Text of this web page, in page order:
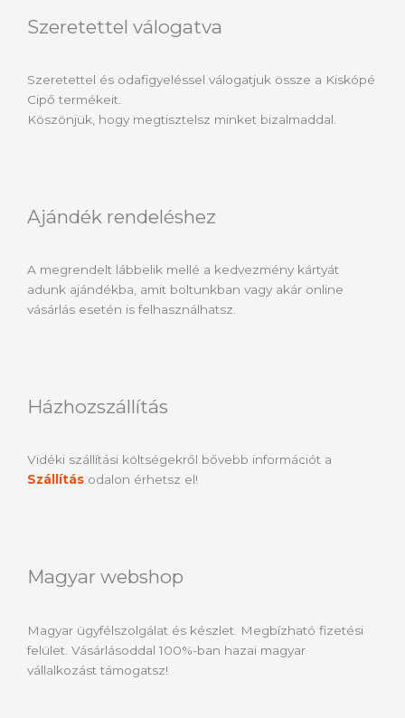
Szeretettel válogatva
Szeretettel és odafigyeléssel válogatjuk össze a Kiskópé
Cipő termékeit.
Köszönjük, hogy megtisztelsz minket bizalmaddal.
Ajándék rendeléshez
A megrendelt lábbelik mellé a kedvezmény kártyát
adunk ajándékba, amit boltunkban vagy akár online
vásárlás esetén is felhasználhatsz.
Házhozszállítás
Vidéki szállítási költségekről bővebb információt a
Szállítás odalon érhetsz el!
Magyar webshop
Magyar ügyfélszolgálat és készlet. Megbízható fizetési
felület. Vásárlásoddal 100%-ban hazai magyar
vállalkozást támogatsz!